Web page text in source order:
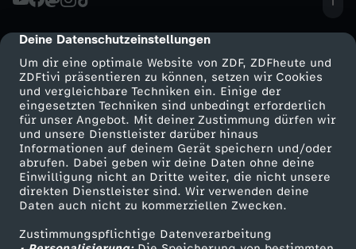
cmp-dialog-description
Deine Datenschutzeinstellungen
Um dir eine optimale Website von ZDF, ZDFheute und
ZDFtivi präsentieren zu können, setzen wir Cookies
und vergleichbare Techniken ein. Einige der
eingesetzten Techniken sind unbedingt erforderlich
für unser Angebot. Mit deiner Zustimmung dürfen wir
und unsere Dienstleister darüber hinaus
Informationen auf deinem Gerät speichern und/oder
abrufen. Dabei geben wir deine Daten ohne deine
Einwilligung nicht an Dritte weiter, die nicht unsere
direkten Dienstleister sind. Wir verwenden deine
Daten auch nicht zu kommerziellen Zwecken.
Zustimmungspflichtige Datenverarbeitung
h
l
e
n
s
t
Mehr ZDF
ZDF-Apps
Smart TV
ZDFtext
Livestreams
Service
ZDFmitreden
Kontakt zum ZDF
Tickets
Zuschauerservice